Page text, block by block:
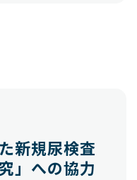
新規尿検査
」への協力